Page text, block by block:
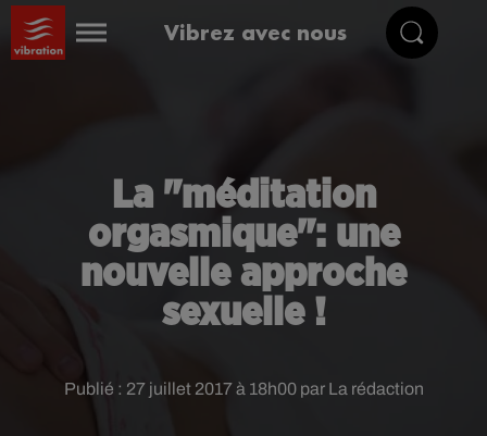
Vibrez avec nous
La "méditation
orgasmique": une
nouvelle approche
sexuelle !
Publié : 27 juillet 2017 à 18h00 par La rédaction